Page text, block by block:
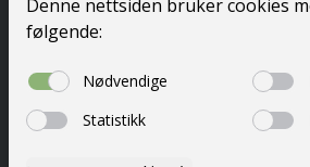
Priser
Nyttig info